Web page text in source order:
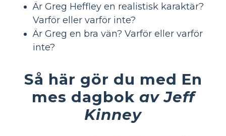
Är Greg Heffley en realistisk karaktär?
Varför eller varför inte?
Är Greg en bra vän? Varför eller varför
inte?
Så här gör du med En
mes dagbok av Jeff
Kinney